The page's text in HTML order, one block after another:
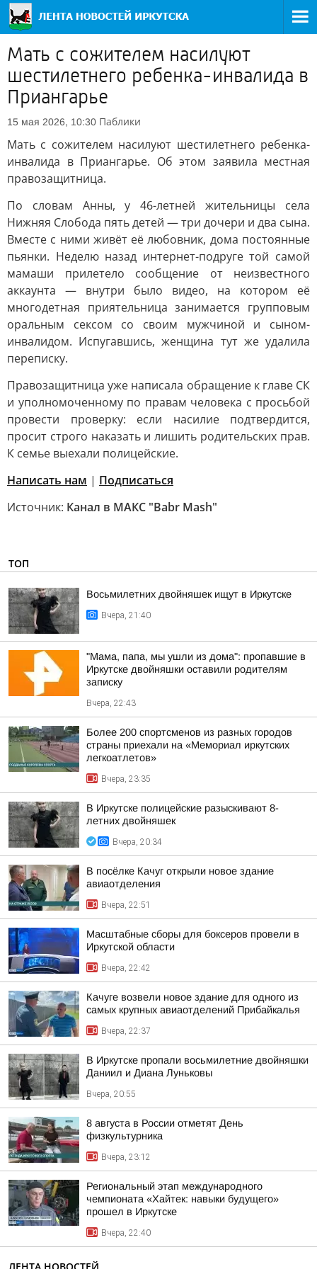
Мать с сожителем насилуют
шестилетнего ребенка-инвалида в
Приангарье
15 мая 2026, 10:30 Паблики
Мать с сожителем насилуют шестилетнего ребенка-
инвалида в Приангарье. Об этом заявила местная
правозащитница.
По словам Анны, у 46-летней жительницы села
Нижняя Слобода пять детей — три дочери и два сына.
Вместе с ними живёт её любовник, дома постоянные
пьянки. Неделю назад интернет-подруге той самой
мамаши прилетело сообщение от неизвестного
аккаунта — внутри было видео, на котором её
многодетная приятельница занимается групповым
оральным сексом со своим мужчиной и сыном-
инвалидом. Испугавшись, женщина тут же удалила
переписку.
Правозащитница уже написала обращение к главе СК
и уполномоченному по правам человека с просьбой
провести проверку: если насилие подтвердится,
просит строго наказать и лишить родительских прав.
К семье выехали полицейские.
Написать нам | Подписаться
Источник: Канал в МАКС "Babr Mash"
ТОП
Восьмилетних двойняшек ищут в Иркутске
Вчера, 21:40
"Мама, папа, мы ушли из дома": пропавшие в
Иркутске двойняшки оставили родителям
записку
Вчера, 22:43
Более 200 спортсменов из разных городов
страны приехали на «Мемориал иркутских
легкоатлетов»
Вчера, 23:35
В Иркутске полицейские разыскивают 8-
летних двойняшек
Вчера, 20:34
В посёлке Качуг открыли новое здание
авиаотделения
Вчера, 22:51
Масштабные сборы для боксеров провели в
Иркутской области
Вчера, 22:42
Качуге возвели новое здание для одного из
самых крупных авиаотделений Прибайкалья
Вчера, 22:37
В Иркутске пропали восьмилетние двойняшки
Даниил и Диана Луньковы
Вчера, 20:55
8 августа в России отметят День
физкультурника
Вчера, 23:12
Региональный этап международного
чемпионата «Хайтек: навыки будущего»
прошел в Иркутске
Вчера, 22:40